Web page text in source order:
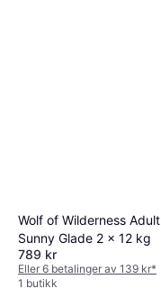
Wolf of Wilderness Adult
Sunny Glade 2 x 12 kg
789 kr
Eller 6 betalinger av 139 kr*
1 butikk